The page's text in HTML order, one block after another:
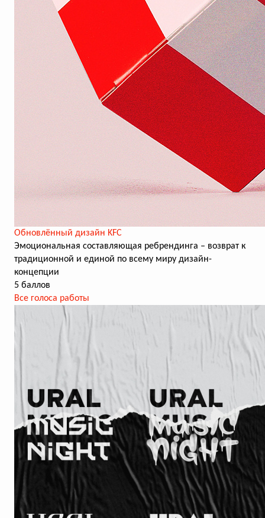
Обновлённый дизайн KFC
Эмоциональная составляющая ребрендинга – возврат к
традиционной и единой по всему миру дизайн-
концепции
5 баллов
Все голоса работы